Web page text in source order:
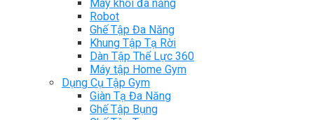
Máy khối đa năng
Robot
Ghế Tập Đa Năng
Khung Tập Tạ Rời
Dàn Tập Thể Lực 360
Máy tập Home Gym
Dụng Cụ Tập Gym
Giàn Tạ Đa Năng
Ghế Tập Bụng